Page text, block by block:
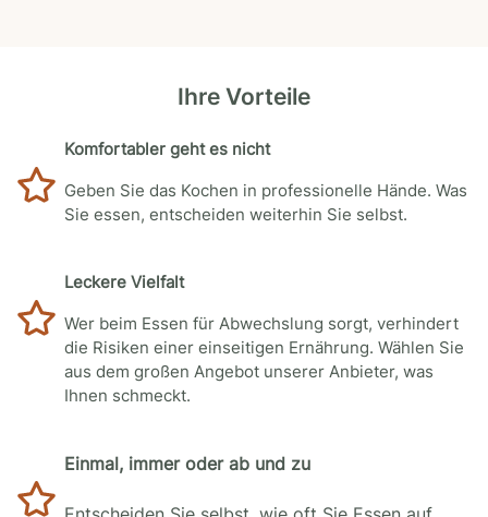
Ihre Vorteile
Komfortabler geht es nicht
Geben Sie das Kochen in professionelle Hände. Was
Sie essen, entscheiden weiterhin Sie selbst.
Leckere Vielfalt
Wer beim Essen für Abwechslung sorgt, verhindert
die Risiken einer einseitigen Ernährung. Wählen Sie
aus dem großen Angebot unserer Anbieter, was
Ihnen schmeckt.
Einmal, immer oder ab und zu